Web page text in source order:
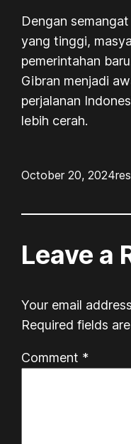
Dengan
yang tinggi,
pemerintahan
Gibran menjadi
perjalanan
lebih cerah.
October 20, 2024
Leave a
Your email
Required fields
Comment *